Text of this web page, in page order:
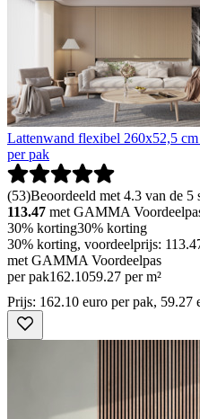
Lattenwand flexibel 260x52,5
per pak
(53)Beoordeeld met 4.3 van de 5
113.47 met GAMMA
30% korting30% korting
30% korting, voordeelprijs:
met GAMMA Voordeelpas
per pak162.1059.27 per m²
Prijs: 162.10 euro per pak, 59.27